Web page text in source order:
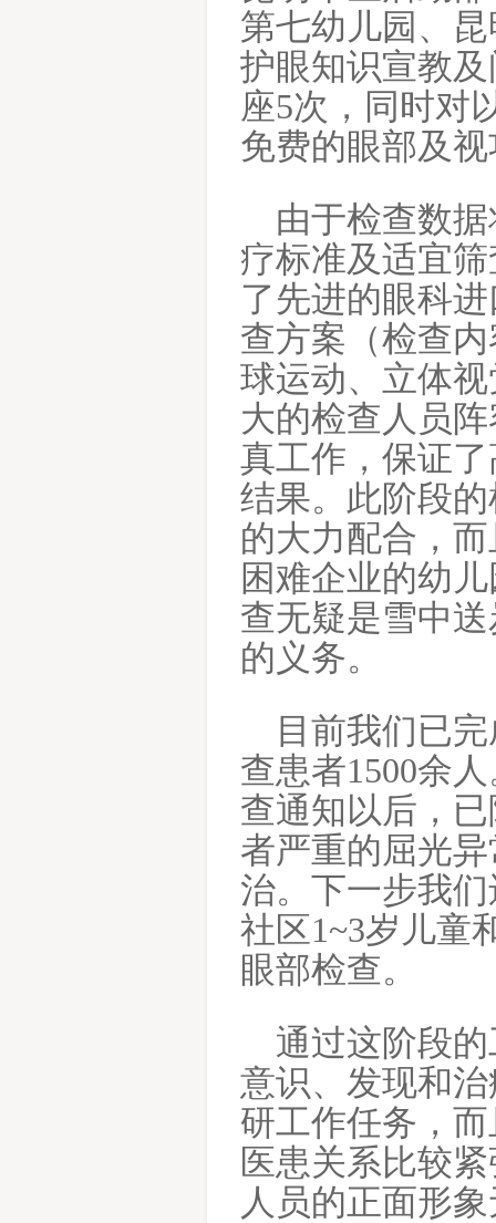
第七幼儿园、
护眼知识宣教
座5次，同时对
免费的眼部及
由于检查数
疗标准及适宜
了先进的眼科
查方案（检查
球运动、立体
大的检查人员
真工作，保证
结果。此阶段
的大力配合，
困难企业的幼
查无疑是雪中
的义务。
目前我们已
查患者1500余
查通知以后，
者严重的屈光
治。下一步我
社区1~3岁儿童
眼部检查。
通过这阶段
意识、发现和
研工作任务，
医患关系比较
人员的正面形